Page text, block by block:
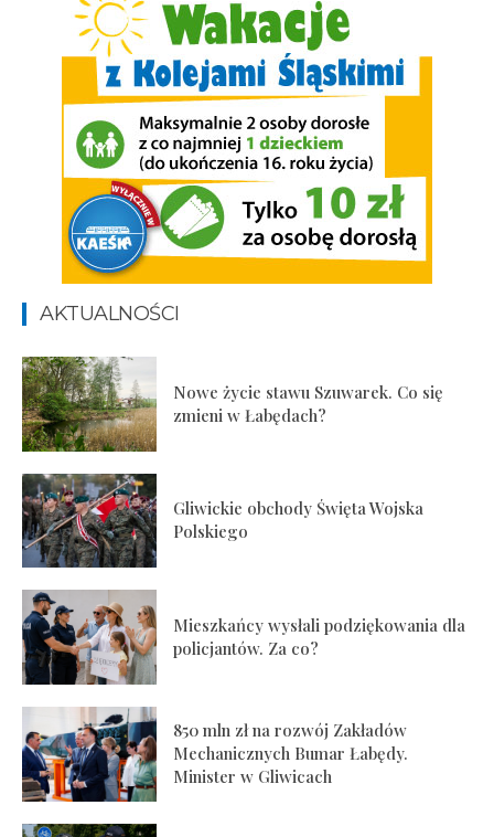
AKTUALNOŚCI
Nowe życie stawu Szuwarek. Co się
zmieni w Łabędach?
Gliwickie obchody Święta Wojska
Polskiego
Mieszkańcy wysłali podziękowania dla
policjantów. Za co?
850 mln zł na rozwój Zakładów
Mechanicznych Bumar Łabędy.
Minister w Gliwicach